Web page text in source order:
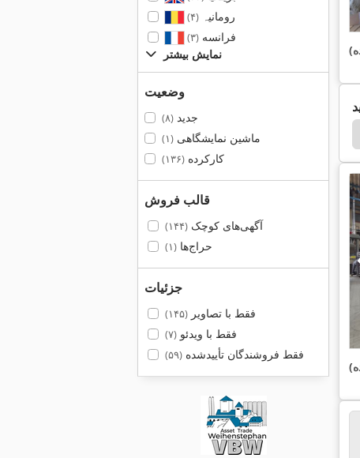
رومانیہ(۴)
فرانسه(۳)
نمایش بیشتر
وضعیت
جدید(۸)
ماشین نمایشگاهی(۱)
کارکرده(۱۳۶)
قالب فروش
آگهی‌های کوچک(۱۴۴)
حراج‌ها(۱)
جزئیات
فقط با تصاویر(۱۴۵)
فقط با ویدئو(۷)
فقط فروشندگان تأییدشده(۵۹)
Miwe Ladenbackofen Miwe